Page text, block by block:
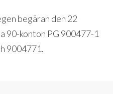
begäran den 22
90-konton PG 900477-1
9004771.